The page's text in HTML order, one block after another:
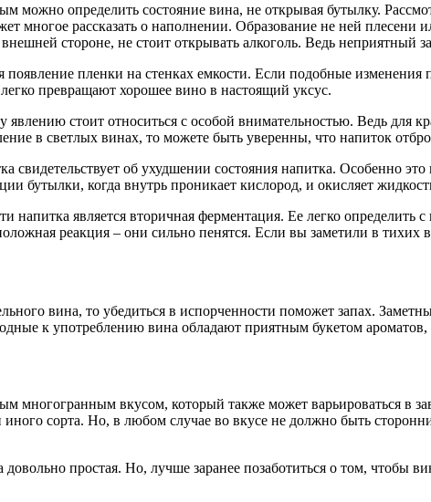
можно определить состояние вина, не открывая бутылку.
многое рассказать о наполнении. Образование не ней плесени
стороне, не стоит открывать алкоголь. Ведь неприятный
пленки на стенках емкости. Если подобные
превращают хорошее вино в настоящий уксус.
стоит относиться с особой внимательностью. Ведь для
в светлых винах, то можете быть уверенны, что напиток
свидетельствует об ухудшении состояния напитка. Особенно
бутылки, когда внутрь проникает кислород, и окисляет
напитка является вторичная ферментация. Ее легко
реакция – они сильно пенятся. Если вы заметили в
вина, то убедиться в испорченности поможет запах.
к употреблению вина обладают приятным букетом
многогранным вкусом, который также может варьироваться в
сорта. Но, в любом случае во вкусе не должно быть
простая. Но, лучше заранее позаботиться о том,